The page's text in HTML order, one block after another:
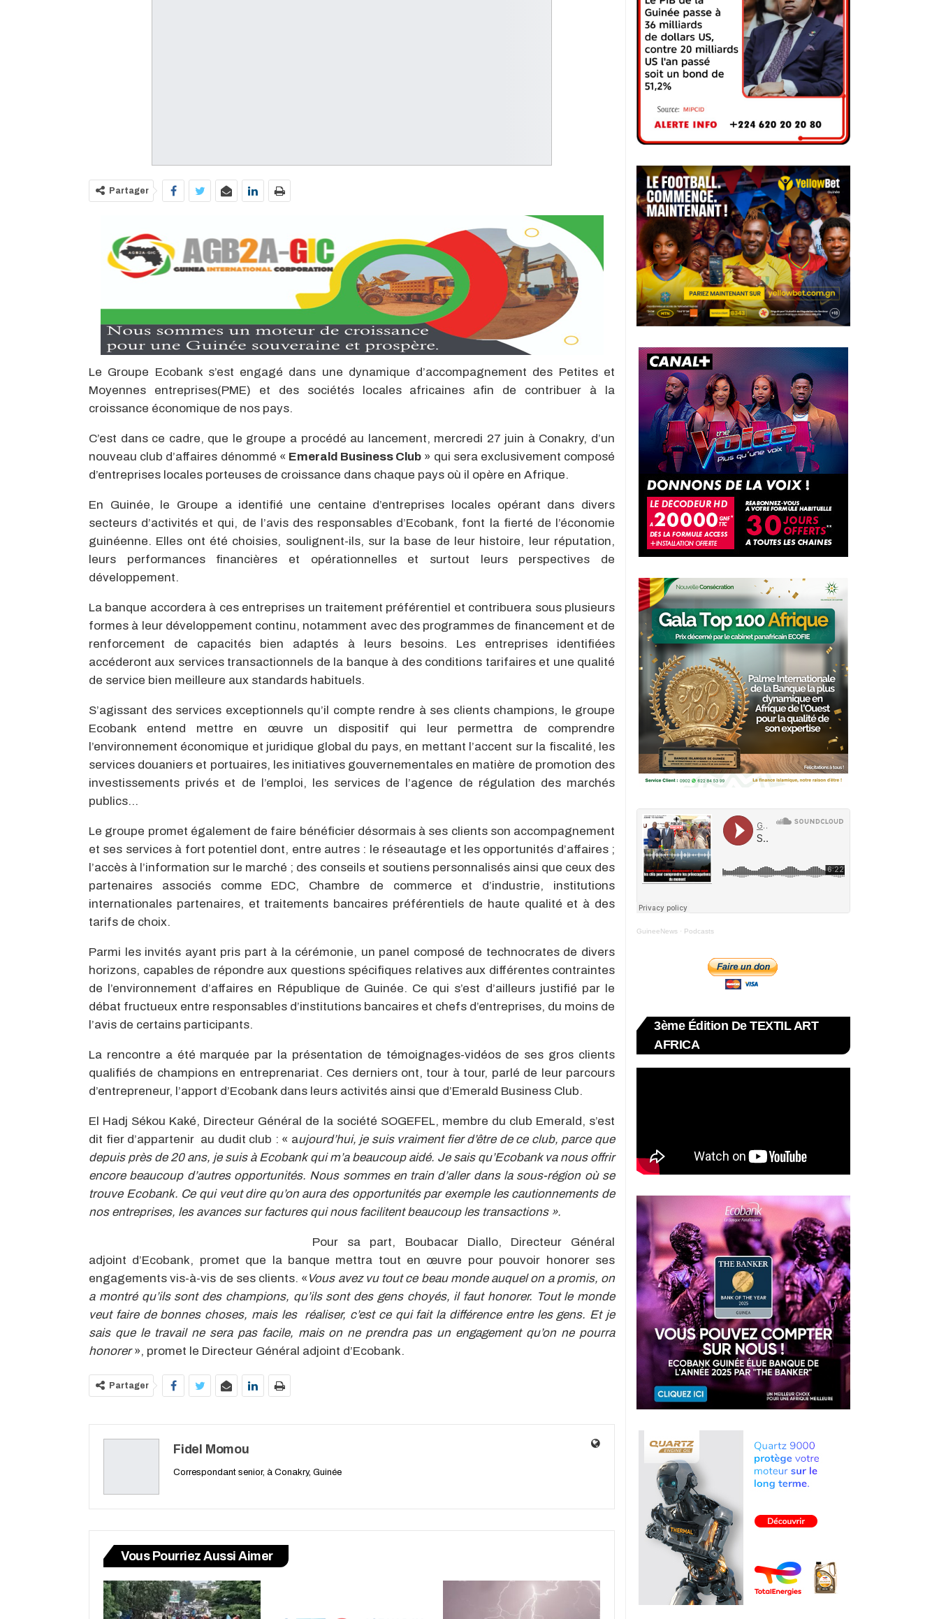
Partager
Le Groupe Ecobank s’est engagé dans une dynamique d’accompagnement des Petites et
Moyennes entreprises(PME) et des sociétés locales africaines afin de contribuer à la
croissance économique de nos pays.
C’est dans ce cadre, que le groupe a procédé au lancement, mercredi 27 juin à Conakry, d’un
nouveau club d’affaires dénommé « Emerald Business Club » qui sera exclusivement composé
d’entreprises locales porteuses de croissance dans chaque pays où il opère en Afrique.
En Guinée, le Groupe a identifié une centaine d’entreprises locales opérant dans divers
secteurs d’activités et qui, de l’avis des responsables d’Ecobank, font la fierté de l’économie
guinéenne. Elles ont été choisies, soulignent-ils, sur la base de leur histoire, leur réputation,
leurs performances financières et opérationnelles et surtout leurs perspectives de
développement.
La banque accordera à ces entreprises un traitement préférentiel et contribuera sous plusieurs
formes à leur développement continu, notamment avec des programmes de financement et de
renforcement de capacités bien adaptés à leurs besoins. Les entreprises identifiées
accéderont aux services transactionnels de la banque à des conditions tarifaires et une qualité
de service bien meilleure aux standards habituels.
S’agissant des services exceptionnels qu’il compte rendre à ses clients champions, le groupe
Ecobank entend mettre en œuvre un dispositif qui leur permettra de comprendre
l’environnement économique et juridique global du pays, en mettant l’accent sur la fiscalité, les
services douaniers et portuaires, les initiatives gouvernementales en matière de promotion des
investissements privés et de l’emploi, les services de l’agence de régulation des marchés
publics…
Le groupe promet également de faire bénéficier désormais à ses clients son accompagnement
et ses services à fort potentiel dont, entre autres : le réseautage et les opportunités d’affaires ;
l’accès à l’information sur le marché ; des conseils et soutiens personnalisés ainsi que ceux des
partenaires associés comme EDC, Chambre de commerce et d’industrie, institutions
internationales partenaires, et traitements bancaires préférentiels de haute qualité et à des
tarifs de choix.
Parmi les invités ayant pris part à la cérémonie, un panel composé de technocrates de divers
horizons, capables de répondre aux questions spécifiques relatives aux différentes contraintes
de l’environnement d’affaires en République de Guinée. Ce qui s’est d’ailleurs justifié par le
débat fructueux entre responsables d’institutions bancaires et chefs d’entreprises, du moins de
l’avis de certains participants.
La rencontre a été marquée par la présentation de témoignages-vidéos de ses gros clients
qualifiés de champions en entreprenariat. Ces derniers ont, tour à tour, parlé de leur parcours
d’entrepreneur, l’apport d’Ecobank dans leurs activités ainsi que d’Emerald Business Club.
El Hadj Sékou Kaké, Directeur Général de la société SOGEFEL, membre du club Emerald, s’est
dit fier d’appartenir au dudit club : « aujourd’hui, je suis vraiment fier d’être de ce club, parce que
depuis près de 20 ans, je suis à Ecobank qui m’a beaucoup aidé. Je sais qu’Ecobank va nous offrir
encore beaucoup d’autres opportunités. Nous sommes en train d’aller dans la sous-région où se
trouve Ecobank. Ce qui veut dire qu’on aura des opportunités par exemple les cautionnements de
nos entreprises, les avances sur factures qui nous facilitent beaucoup les transactions ».
Pour sa part, Boubacar Diallo, Directeur Général
adjoint d’Ecobank, promet que la banque mettra tout en œuvre pour pouvoir honorer ses
engagements vis-à-vis de ses clients. « Vous avez vu tout ce beau monde auquel on a promis, on
a montré qu’ils sont des champions, qu’ils sont des gens choyés, il faut honorer. Tout le monde
veut faire de bonnes choses, mais les réaliser, c’est ce qui fait la différence entre les gens. Et je
sais que le travail ne sera pas facile, mais on ne prendra pas un engagement qu’on ne pourra
honorer», promet le Directeur Général adjoint d’Ecobank.
Partager
Fidel Momou
Correspondant senior, à Conakry, Guinée
Vous Pourriez Aussi Aimer
GuineeNews · Podcasts
3ème Édition De TEXTIL ART
AFRICA